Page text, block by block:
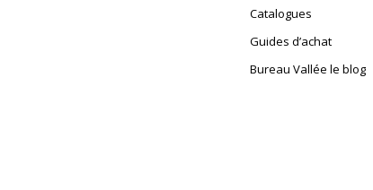
Catalogues
Guides d’achat
Bureau Vallée le blog